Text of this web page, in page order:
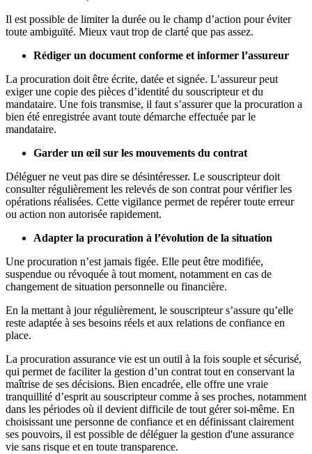
Il est possible de limiter la durée ou le champ d’action pour éviter
toute ambiguïté. Mieux vaut trop de clarté que pas assez.
Rédiger un document conforme et informer l’assureur
La procuration doit être écrite, datée et signée. L’assureur peut
exiger une copie des pièces d’identité du souscripteur et du
mandataire. Une fois transmise, il faut s’assurer que la procuration a
bien été enregistrée avant toute démarche effectuée par le
mandataire.
Garder un œil sur les mouvements du contrat
Déléguer ne veut pas dire se désintéresser. Le souscripteur doit
consulter régulièrement les relevés de son contrat pour vérifier les
opérations réalisées. Cette vigilance permet de repérer toute erreur
ou action non autorisée rapidement.
Adapter la procuration à l’évolution de la situation
Une procuration n’est jamais figée. Elle peut être modifiée,
suspendue ou révoquée à tout moment, notamment en cas de
changement de situation personnelle ou financière.
En la mettant à jour régulièrement, le souscripteur s’assure qu’elle
reste adaptée à ses besoins réels et aux relations de confiance en
place.
La procuration assurance vie est un outil à la fois souple et sécurisé,
qui permet de faciliter la gestion d’un contrat tout en conservant la
maîtrise de ses décisions. Bien encadrée, elle offre une vraie
tranquillité d’esprit au souscripteur comme à ses proches, notamment
dans les périodes où il devient difficile de tout gérer soi-même. En
choisissant une personne de confiance et en définissant clairement
ses pouvoirs, il est possible de déléguer la gestion d'une assurance
vie sans risque et en toute transparence.